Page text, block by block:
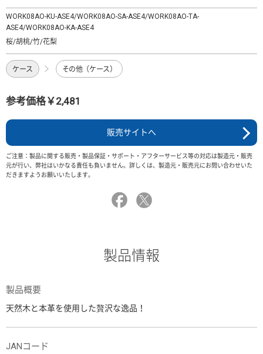
WORK08AO-KU-ASE4/WORK08AO-SA-ASE4/WORK08AO-TA-
ASE4/WORK08AO-KA-ASE4
桜/胡桃/竹/花梨
ケース その他（ケース）
参考価格￥2,481
販売サイトへ
ご注意：製品に関する販売・製品保証・サポート・アフターサービス等の対応は製造元・販売
元が行い、弊社はいかなる責任も負いません。詳しくは、製造元・販売元にお問い合わせいた
だきますようお願いいたします。
製品情報
製品概要
天然木と本革を使用した贅沢な逸品！
JANコード